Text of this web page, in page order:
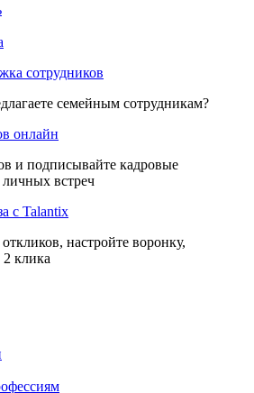
сотрудников
семейным сотрудникам?
онлайн
и подписывайте кадровые
встреч
с Talantix
настройте воронку,
2 клика